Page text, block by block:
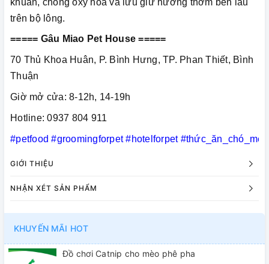
trên bộ lông.
===== Gâu Miao Pet House =====
70 Thủ Khoa Huân, P. Bình Hưng, TP. Phan Thiết, Bình
Thuận
Giờ mở cửa: 8-12h, 14-19h
Hotline: 0937 804 911
#petfood #groomingforpet #hotelforpet #thức_ăn_chó_mèo
GIỚI THIỆU
NHẬN XÉT SẢN PHẨM
KHUYẾN MÃI HOT
Đồ chơi Catnip cho mèo phê pha